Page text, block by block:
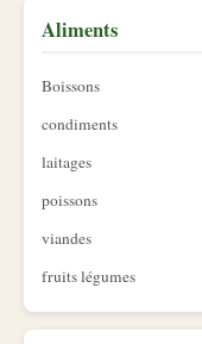
Aliments
Boissons
condiments
laitages
poissons
viandes
fruits légumes